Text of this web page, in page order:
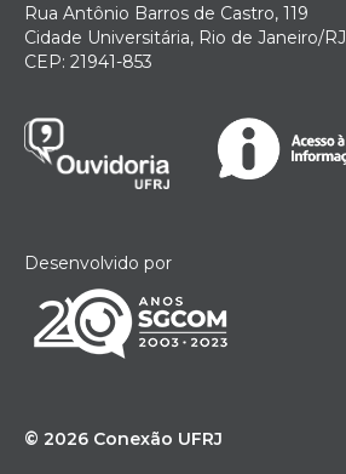
Rua Antônio Barros de Castro, 119
Cidade Universitária, Rio de Janeiro/RJ
CEP: 21941-853
Desenvolvido por
© 2026 Conexão UFRJ